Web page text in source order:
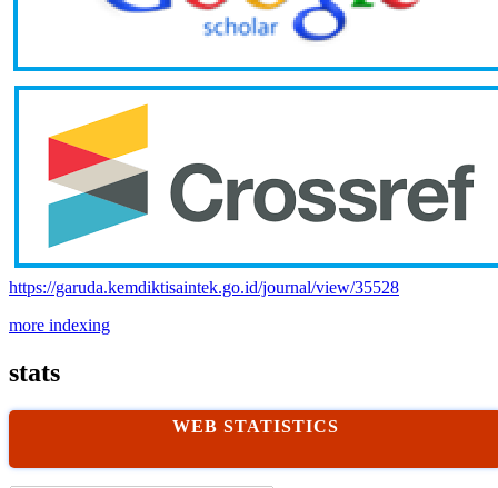
https://garuda.kemdiktisaintek.go.id/journal/view/35528
more indexing
stats
WEB STATISTICS